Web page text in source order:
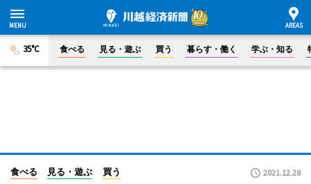
35°C 食べる 見る・遊ぶ 買う 暮らす・働く 学ぶ・知る
食べる 見る・遊ぶ 買う 2021.12.28